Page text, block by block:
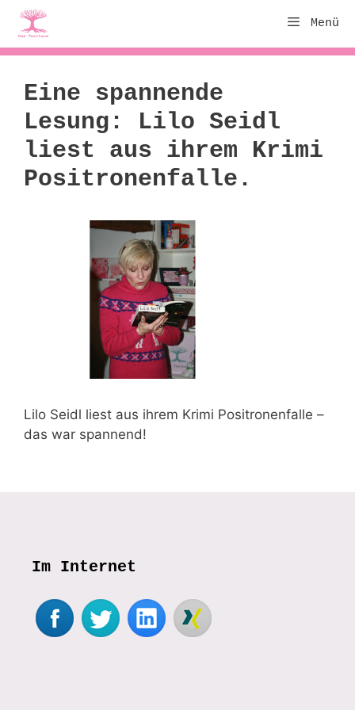
Zum
Inhalt
springen
Menü
Eine spannende
Lesung: Lilo Seidl
liest aus ihrem Krimi
Positronenfalle.
Lilo Seidl liest aus ihrem Krimi Positronenfalle –
das war spannend!
Im Internet